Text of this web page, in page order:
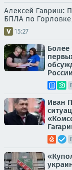
Алексей Гавриш:
БПЛА по
15:27
Более
России
Иван